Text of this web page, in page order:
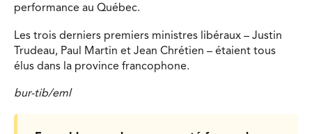
performance au Québec.
Les trois derniers premiers ministres libéraux – Justin
Trudeau, Paul Martin et Jean Chrétien – étaient tous
élus dans la province francophone.
bur-tib/eml